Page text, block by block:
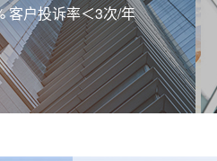
客户投诉率＜3次/年